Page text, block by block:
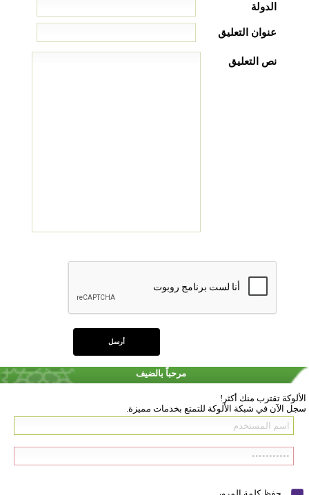
الدولة
عنوان التعليق
نص التعليق
مرحباً بالضيف
الألوكة تقترب منك أكثر!
سجل الآن في شبكة الألوكة للتمتع بخدمات مميزة.